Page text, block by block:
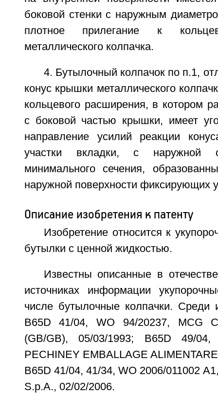
боковой стенки с наружным
плотное прилегание к
металлического колпачка.
4. Бутылочный колпачок по п.1,
конус крышки металлического
кольцевого расширения, в котором
с боковой частью крышки, имеет
направление усилий реакции
участки вкладки, с наружной
минимального сечения,
наружной поверхности фиксирующих
Описание изобретения к патенту
Изобретение относится к
бутылки с ценной жидкостью.
Известны описанные в
источниках информации
числе бутылочные колпачки. Среди
B65D 41/04, WO 94/20237, MCG
(GB/GB), 05/03/1993; B65D 49/
PECHINEY EMBALLAGE
B65D 41/04, 41/34, WO 2006/011002
S.p.A., 02/02/2006.